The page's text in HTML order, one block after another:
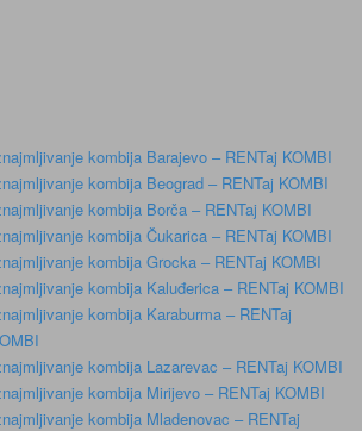
kombija Barajevo – RENTaj KOMBI
kombija Beograd – RENTaj KOMBI
kombija Borča – RENTaj KOMBI
kombija Čukarica – RENTaj KOMBI
kombija Grocka – RENTaj KOMBI
kombija Kaluđerica – RENTaj KOMBI
kombija Karaburma – RENTaj
kombija Lazarevac – RENTaj KOMBI
kombija Mirijevo – RENTaj KOMBI
kombija Mladenovac – RENTaj